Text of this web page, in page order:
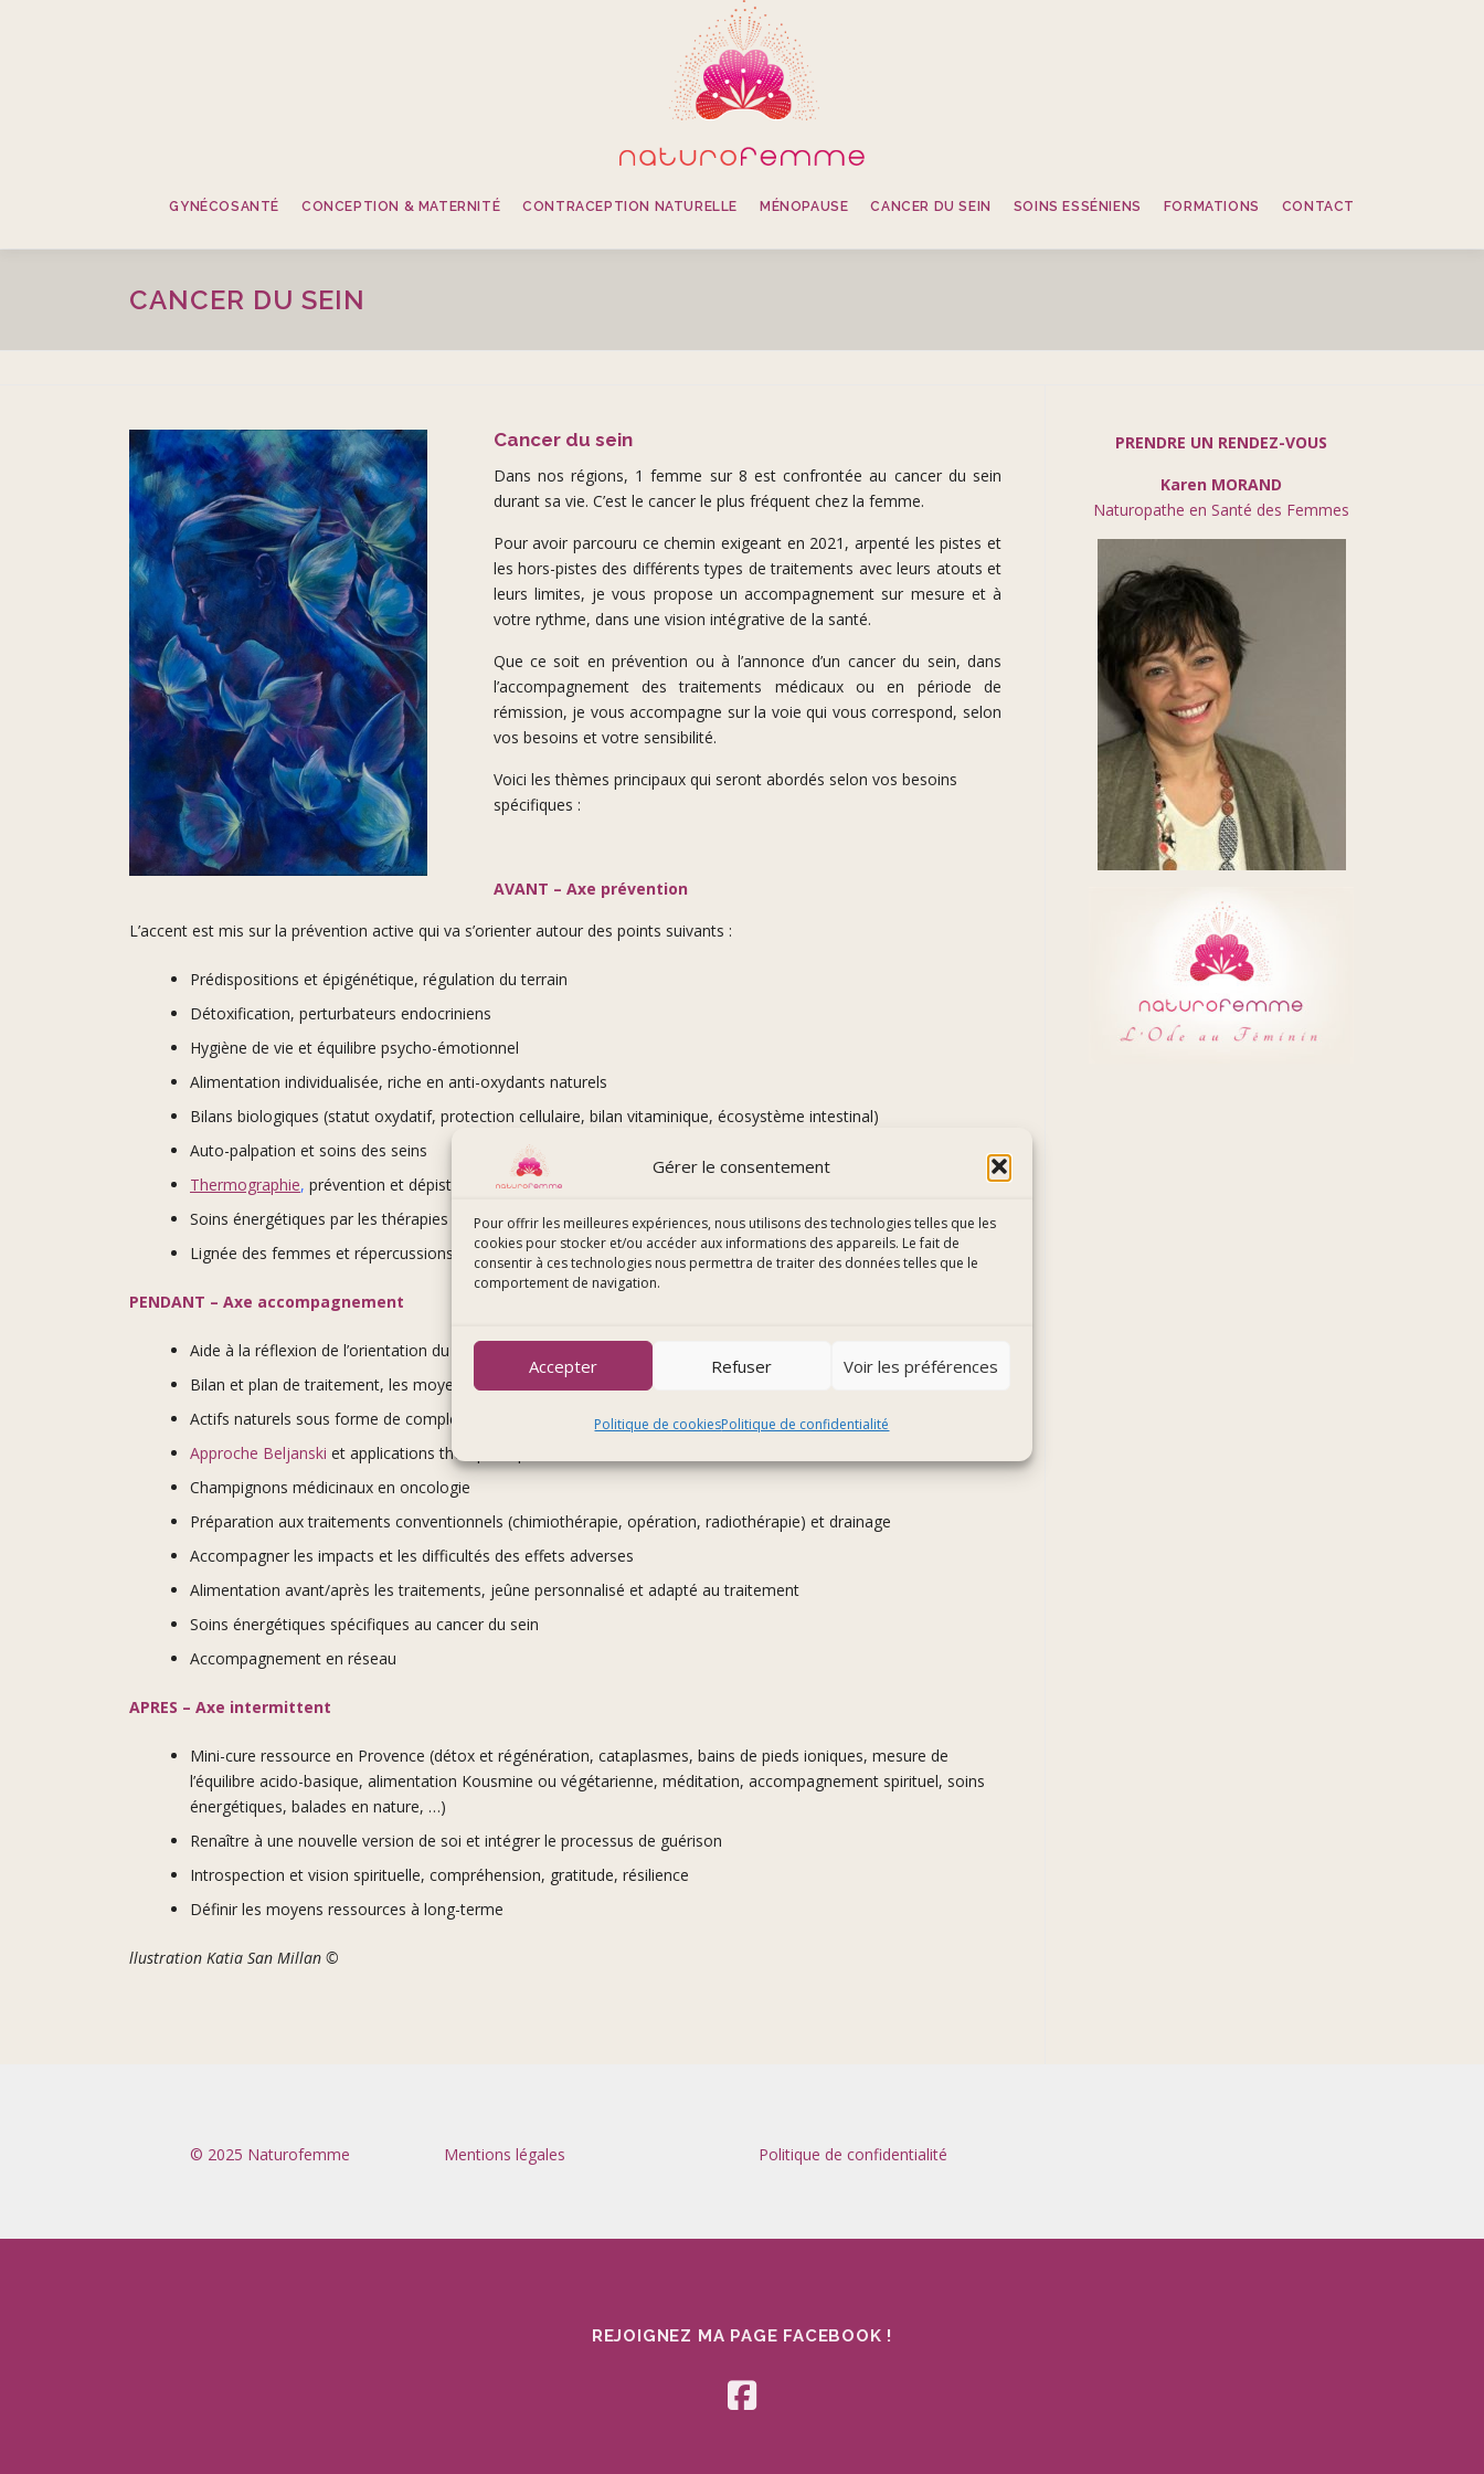
Gérer le consentement
Pour offrir les meilleures expériences, nous utilisons des technologies telles que les
cookies pour stocker et/ou accéder aux informations des appareils. Le fait de
consentir à ces technologies nous permettra de traiter des données telles que le
comportement de navigation.
Accepter Refuser Voir les préférences
Politique de cookiesPolitique de confidentialité
GYNÉCOSANTÉ CONCEPTION & MATERNITÉ CONTRACEPTION NATURELLE MÉNOPAUSE CANCER DU SEIN SOINS ESSÉNIENS FORMATIONS CONTACT
CANCER DU SEIN
Cancer du sein
Dans nos régions, 1 femme sur 8 est confrontée au cancer du sein
durant sa vie. C’est le cancer le plus fréquent chez la femme.
Pour avoir parcouru ce chemin exigeant en 2021, arpenté les pistes et
les hors-pistes des différents types de traitements avec leurs atouts et
leurs limites, je vous propose un accompagnement sur mesure et à
votre rythme, dans une vision intégrative de la santé.
Que ce soit en prévention ou à l’annonce d’un cancer du sein, dans
l’accompagnement des traitements médicaux ou en période de
rémission, je vous accompagne sur la voie qui vous correspond, selon
vos besoins et votre sensibilité.
Voici les thèmes principaux qui seront abordés selon vos besoins
spécifiques :
AVANT – Axe prévention
L’accent est mis sur la prévention active qui va s’orienter autour des points suivants :
Prédispositions et épigénétique, régulation du terrain
Détoxification, perturbateurs endocriniens
Hygiène de vie et équilibre psycho-émotionnel
Alimentation individualisée, riche en anti-oxydants naturels
Bilans biologiques (statut oxydatif, protection cellulaire, bilan vitaminique, écosystème intestinal)
Auto-palpation et soins des seins
Thermographie, prévention et dépistage précoce
Soins énergétiques par les thérapies esséniennes et égyptiennes
Lignée des femmes et répercussions transgénérationnelles
PENDANT – Axe accompagnement
Aide à la réflexion de l’orientation du traitement, les points-clés
Bilan et plan de traitement, les moyens
Actifs naturels sous forme de compléments alimentaires ciblés
Approche Beljanski et applications thérapeutiques
Champignons médicinaux en oncologie
Préparation aux traitements conventionnels (chimiothérapie, opération, radiothérapie) et drainage
Accompagner les impacts et les difficultés des effets adverses
Alimentation avant/après les traitements, jeûne personnalisé et adapté au traitement
Soins énergétiques spécifiques au cancer du sein
Accompagnement en réseau
APRES – Axe intermittent
Mini-cure ressource en Provence (détox et régénération, cataplasmes, bains de pieds ioniques, mesure de
l’équilibre acido-basique, alimentation Kousmine ou végétarienne, méditation, accompagnement spirituel, soins
énergétiques, balades en nature, …)
Renaître à une nouvelle version de soi et intégrer le processus de guérison
Introspection et vision spirituelle, compréhension, gratitude, résilience
Définir les moyens ressources à long-terme
llustration Katia San Millan ©
PRENDRE UN RENDEZ-VOUS
Karen MORAND
Naturopathe en Santé des Femmes
© 2025 Naturofemme Mentions légales Politique de confidentialité
REJOIGNEZ MA PAGE FACEBOOK !